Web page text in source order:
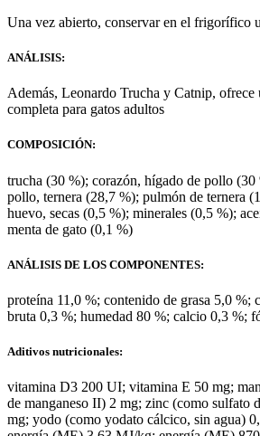
Una vez abierto, conservar en el frigorífico
ANÁLISIS:
Además, Leonardo Trucha y Catnip, ofrece
completa para gatos adultos
COMPOSICIÓN:
trucha (30 %); corazón, hígado de pollo (30
pollo, ternera (28,7 %); pulmón de ternera
huevo, secas (0,5 %); minerales (0,5 %);
menta de gato (0,1 %)
ANÁLISIS DE LOS COMPONENTES:
proteína 11,0 %; contenido de grasa 5,0 %;
bruta 0,3 %; humedad 80 %; calcio 0,3 %;
Aditivos nutricionales:
vitamina D3 200 UI; vitamina E 50 mg;
de manganeso II) 2 mg; zinc (como sulfato
mg; yodo (como yodato cálcico, sin agua)